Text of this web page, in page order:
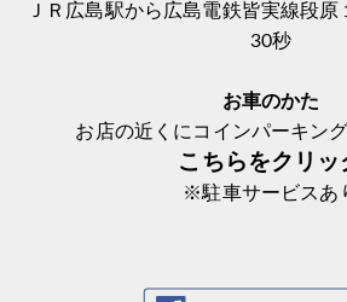
ＪＲ広島駅から広島電鉄皆実線段
30秒
お車のかた
お店の近くにコインパーキン
こちらをクリッ
※駐車サービスあ